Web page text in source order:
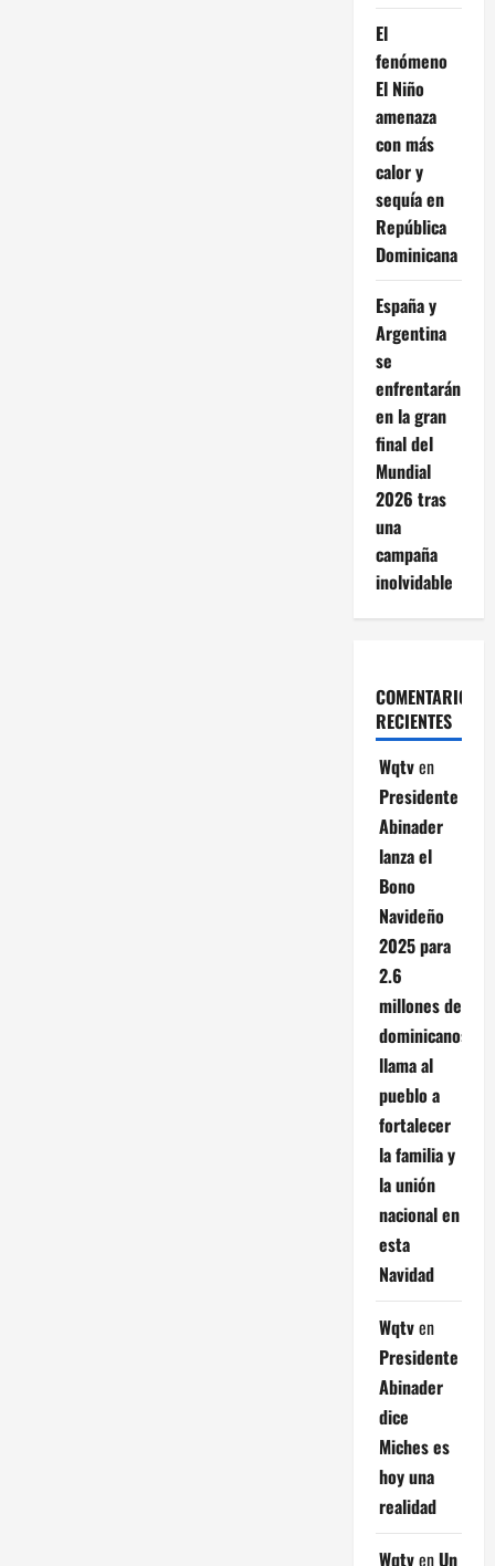
El
fenómeno
El Niño
amenaza
con más
calor y
sequía en
República
Dominicana
España y
Argentina
se
enfrentarán
en la gran
final del
Mundial
2026 tras
una
campaña
inolvidable
COMENTARIOS
RECIENTES
Wqtven
Presidente
Abinader
lanza el
Bono
Navideño
2025 para
2.6
millones de
dominicanos;
llama al
pueblo a
fortalecer
la familia y
la unión
nacional en
esta
Navidad
Wqtven
Presidente
Abinader
dice
Miches es
hoy una
realidad
WqtvenUn